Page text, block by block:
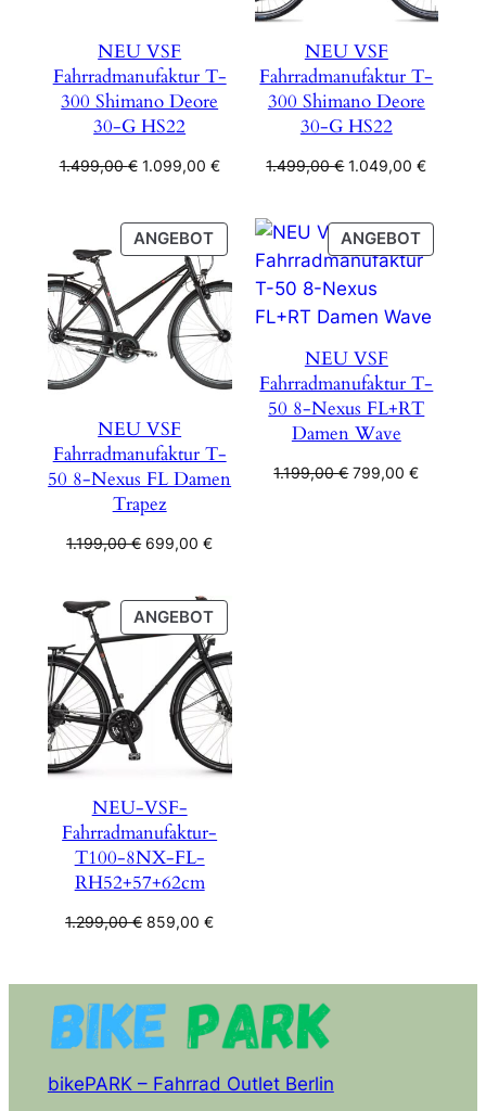
NEU VSF
Fahrradmanufaktur T-
300 Shimano Deore
30-G HS22
1.499,00€ Ursprünglicher
1.499,00 €
1.099,00 €Aktueller
1.099,00 €.
NEU VSF
Fahrradmanufaktur T-
300 Shimano Deore
30-G HS22
1.499,00€ Ursprünglicher
1.499,00 €
1.049,00€
ANGEBOTPRODUKT
IM
ANGEBOT
NEU VSF
Fahrradmanufaktur T-
50 8-Nexus FL Damen
Trapez
1.199,00€ Ursprünglicher
1.199,00 €
699,00€Aktueller
699,00 €.
ANGEBOT
IM
NEU VSF
Fahrradmanufaktur T-
50 8-Nexus FL+RT
Damen Wave
1.199,00€ Ursprünglicher
799,00€Aktueller
ANGEBOTPRODUKT
IM
ANGEBOT
NEU-VSF-
Fahrradmanufaktur-
T100-8NX-FL-
RH52+57+62cm
1.299,00€ Ursprünglicher
859,00€Aktueller
bikePARK – Fahrrad Outlet Berlin